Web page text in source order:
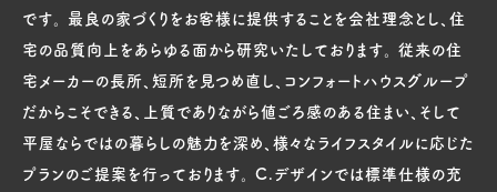
です。 最良の家づくりをお客様に提供することを会社理念とし、住
宅の品質向上をあらゆる面から研究いたしております。 従来の住
宅メーカーの長所、短所を見つめ直し、コンフォートハウスグループ
だからこそできる、上質でありながら値ごろ感のある住まい、そして
平屋ならではの暮らしの魅力を深め、様々なライフスタイルに応じた
プランのご提案を行っております。 C.デザインでは標準仕様の充